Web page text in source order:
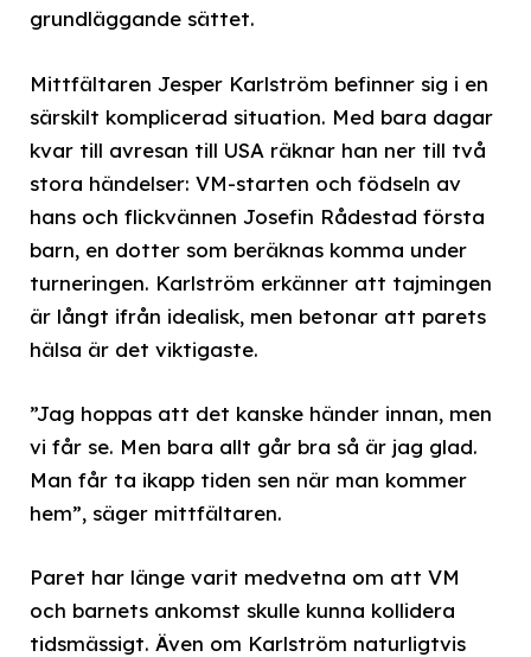
grundläggande sättet.
Mittfältaren Jesper Karlström befinner sig i en
särskilt komplicerad situation. Med bara dagar
kvar till avresan till USA räknar han ner till två
stora händelser: VM-starten och födseln av
hans och flickvännen Josefin Rådestad första
barn, en dotter som beräknas komma under
turneringen. Karlström erkänner att tajmingen
är långt ifrån idealisk, men betonar att parets
hälsa är det viktigaste.
”Jag hoppas att det kanske händer innan, men
vi får se. Men bara allt går bra så är jag glad.
Man får ta ikapp tiden sen när man kommer
hem”, säger mittfältaren.
Paret har länge varit medvetna om att VM
och barnets ankomst skulle kunna kollidera
tidsmässigt. Även om Karlström naturligtvis